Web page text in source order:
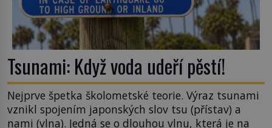
Tsunami: Když voda udeří pěstí!
Nejprve špetka školometské teorie. Výraz tsunami
vznikl spojením japonských slov tsu (přístav) a
nami (vlna). Jedná se o dlouhou vlnu, která je na